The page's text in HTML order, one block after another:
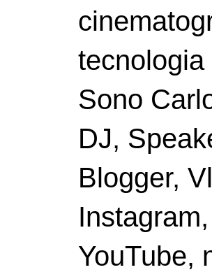
Sono
DJ,
Blogger,
YouTube,